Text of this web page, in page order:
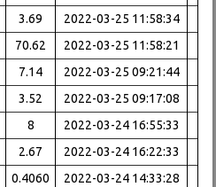
3.69
2022-03-25 11:58:34
70.62
2022-03-25 11:58:21
7.14
2022-03-25 09:21:44
3.52
2022-03-25 09:17:08
8
2022-03-24 16:55:33
2.67
2022-03-24 16:22:33
0.4060
2022-03-24 14:33:28